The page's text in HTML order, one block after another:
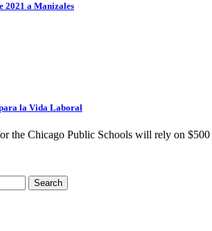
2021 a Manizales
la Vida Laboral
the Chicago Public Schools will rely on
Search